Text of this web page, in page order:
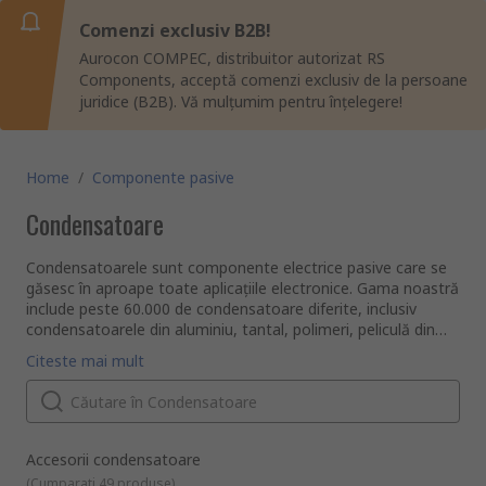
Comenzi exclusiv B2B!
Aurocon COMPEC, distribuitor autorizat RS
Components, acceptă comenzi exclusiv de la persoane
juridice (B2B). Vă mulțumim pentru înțelegere!
Home / Componente pasive
Condensatoare
Condensatoarele sunt componente electrice pasive care se
găsesc în aproape toate aplicațiile electronice. Gama noastră
include peste 60.000 de condensatoare diferite, inclusiv
condensatoarele din aluminiu, tantal, polimeri, peliculă din
poliester și condensatoare din ceramică. Noi ne
aprovizionăm de la producători renumiți la nivel global, ca
AVX, Murata, KEMET, Panasonic, TDK și mulți alții, astfel că
vă puteți baza pe performanță.
Ce este un condensator și la ce folosește?
Un condensator este un dispozitiv folosit pentru a stoca
energie ca o sarcină electrică, similar unei baterii, dar aceștia
au capacitatea de a elibera sarcina mult mai rapid. Volumul
capacitanță care se măsoară în Farazi (F). Aceștia constau
din 2 plăcuțe metalice (conductori) separate printr-un
Ce tipuri de condensatoare sunt disponibile?
Sunt disponibile multe tipuri diferite cu specificații detaliate
Citeste mai mult
Accesorii condensatoare